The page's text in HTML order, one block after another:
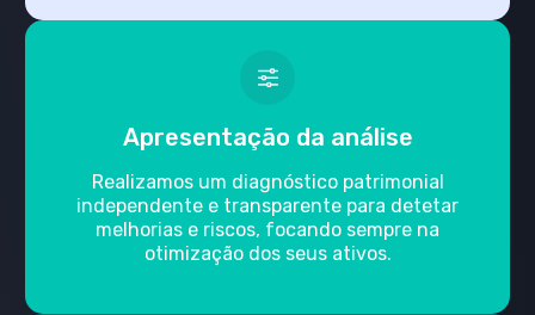
Apresentação da análise
Realizamos um diagnóstico patrimonial
independente e transparente para detetar
melhorias e riscos, focando sempre na
otimização dos seus ativos.